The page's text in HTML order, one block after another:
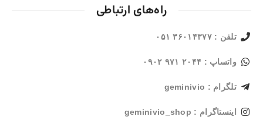
راه‌های ارتباطی
تلفن : ۳۶۰۱۴۳۷۷ ۰۵۱
واتساپ : ۲۰۴۴ ۹۷۱ ۰۹۰۲
تلگرام : geminivio
اینستاگرام : geminivio_shop